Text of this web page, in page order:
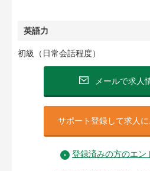
英語力
初級（日常会話程度）
メールで求人
サポート登録して求人
登録済みの方のエン